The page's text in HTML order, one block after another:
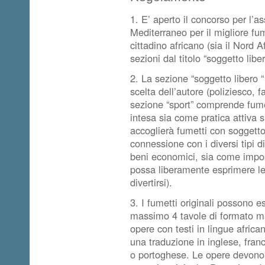
1. E’ aperto il concorso per
Mediterraneo per il migliore
cittadino africano (sia il Nord
sezioni dal titolo “soggetto
2. La sezione “soggetto libero
scelta dell’autore (poliziesco,
sezione “sport” comprende
intesa sia come pratica attiva
accoglierà fumetti con
connessione con i diversi tipi
beni economici, sia come
possa liberamente esprimere
divertirsi).
3. I fumetti originali possono
massimo 4 tavole di formato
opere con testi in lingue
una traduzione in inglese,
o portoghese. Le opere